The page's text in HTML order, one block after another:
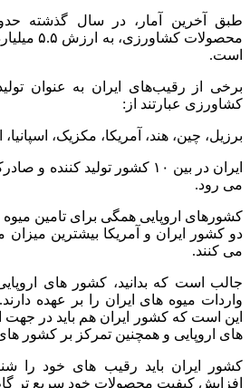
محصولات
است.
برخی از رقیب‌های ایران به عنوان
کشاورزی عبارتند از:
برزیل، چین، هند، آمریکا، مکزیک، اسپانیا،
ایران در بین ۱۰ کشور تولید
می رود.
کشورهای اروپایی همگی برای تامین میوه
دو کشور ایران و آمریکا بیشترین میزان
می کنند.
واردات میوه های ایران را بر عهده
این است که کشور ایران هم باید در
های اروپایی و همچنین تمرکز بر کشور
کشور ایران باید رقیب های خود را
افزایش کیفیت محصولات خود سریع تر